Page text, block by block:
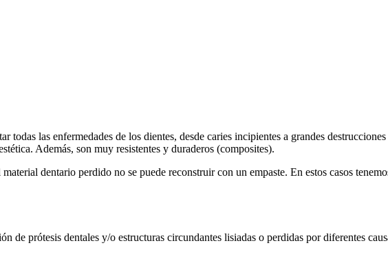
todas las enfermedades de los dientes, desde caries incipientes a grandes
Además, son muy resistentes y duraderos (composites).
dentario perdido no se puede reconstruir con un empaste. En estos casos
de prótesis dentales y/o estructuras circundantes lisiadas o perdidas por diferentes